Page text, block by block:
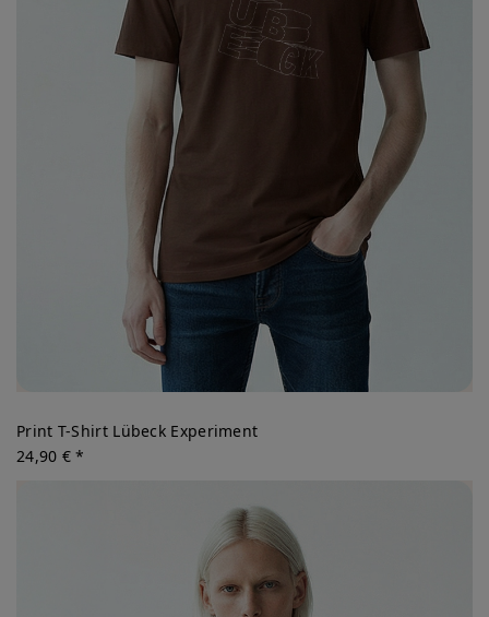
Print T-Shirt Lübeck Experiment
24,90 € *